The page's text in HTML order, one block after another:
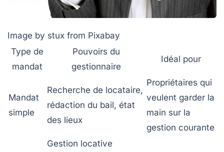
Image by stux from Pixabay
Type de
mandat
Pouvoirs du
gestionnaire
Idéal pour
Mandat
simple
Recherche de locataire,
rédaction du bail, état
des lieux
Propriétaires qui
veulent garder la
main sur la
gestion courante
Gestion locative